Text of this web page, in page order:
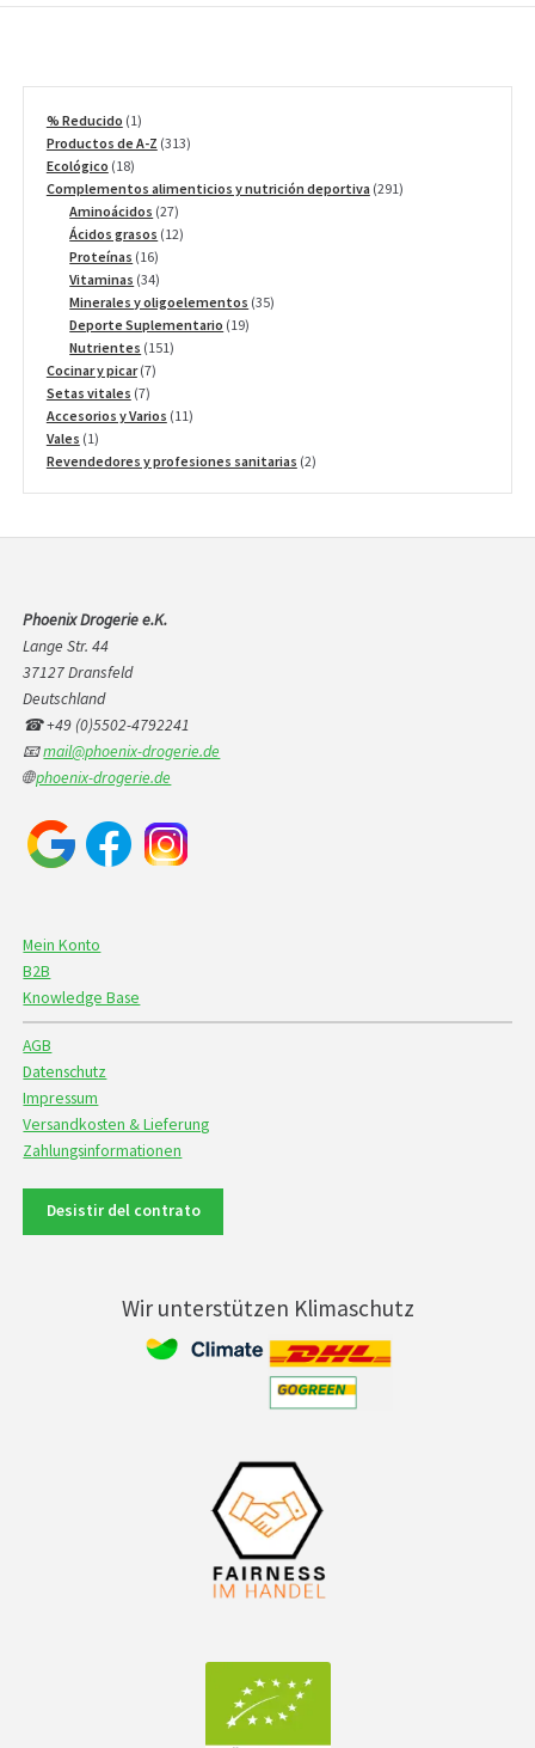
% Reducido 11
producto
Productos de A-Z 313313
Ecológico 1818
productos
Complementos alimenticios y nutrición deportiva 291291
Aminoácidos 2727
productos
Ácidos grasos 1212
Proteínas 1616
productos
Vitaminas 3434
productos
Minerales y oligoelementos 3535
Deporte Suplementario 1919
Nutrientes 151151
Cocinar y picar 77
Setas vitales 77
productos
Accesorios y Varios 1111
Vales 11
producto
Revendedores y profesiones sanitarias 22
Phoenix Drogerie e.K.
Lange Str. 44
37127 Dransfeld
Deutschland
☎ +49 (0)5502-4792241
📧mail@phoenix-drogerie.de
🌐phoenix-drogerie.de
Mein Konto
B2B
Knowledge Base
AGB
Datenschutz
Impressum
Versandkosten & Lieferung
Zahlungsinformationen
Desistir del contrato
Wir unterstützen Klimaschutz